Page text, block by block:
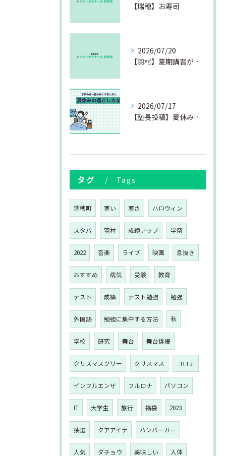
【瑞穂】お寿司
2026/07/20
【羽村】夏期講習が始まりました
2026/07/17
【塾長投稿】夏休みの過ごし方③
タグ Tags
瑞穂町 寒い 寒さ ハロウィン
スタバ 羽村 成績アップ 学祭
2022 音楽 ライブ 映画 息抜き
おすすめ 病気 受験 教育
テスト 成績 テスト勉強 勉強
外国語 勉強に集中する方法 秋
学校 研究 舞台 舞台俳優
クリスマスツリー クリスマス コロナ
インフルエンザ フルロナ パソコン
IT 大学生 旅行 福袋 2023
抽選 クアアイナ ハンバーガー
人気 ダチョウ 美味しい 人体